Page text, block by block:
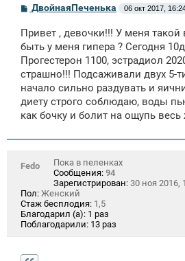
С
о
б
щ
н
и
е
ДвойнаяПеченька 06 окт 2017,
Привет , девочки!!! У меня
быть у меня гипера ? Сегодня
Прогестерон 1100, эстрадиол
страшно!!! Подсаживали двух 5-
начало сильно раздувать и
диету строго соблюдаю, воды
как бочку и болит на ощупь весь
Fedo
Пока в пеленках
Сообщения: 94
Зарегистрирован: 30 ноя 2016,
Пол: Женский
Стаж бесплодия: 1,5
Благодарил (а): 1 раз
Поблагодарили: 13 раз